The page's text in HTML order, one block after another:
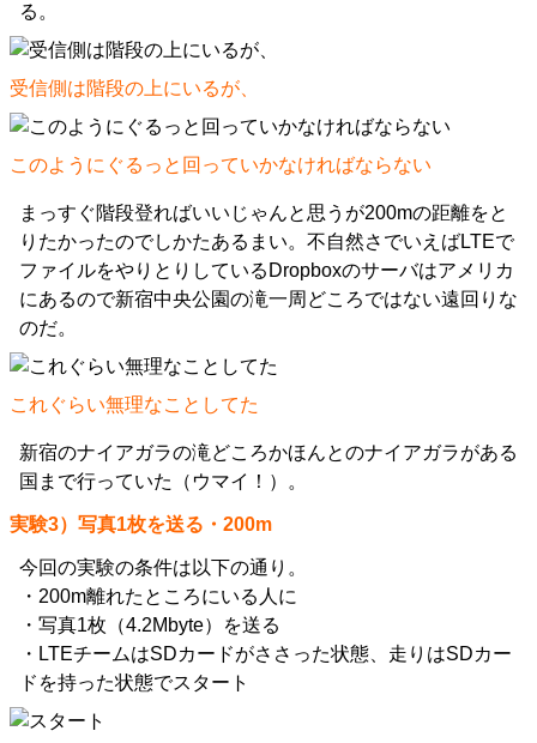
る。
受信側は階段の上にいるが、
このようにぐるっと回っていかなければならない
まっすぐ階段登ればいいじゃんと思うが200mの距離をと
りたかったのでしかたあるまい。不自然さでいえばLTEで
ファイルをやりとりしているDropboxのサーバはアメリカ
にあるので新宿中央公園の滝一周どころではない遠回りな
のだ。
これぐらい無理なことしてた
新宿のナイアガラの滝どころかほんとのナイアガラがある
国まで行っていた（ウマイ！）。
実験3）写真1枚を送る・200m
今回の実験の条件は以下の通り。
・200m離れたところにいる人に
・写真1枚（4.2Mbyte）を送る
・LTEチームはSDカードがささった状態、走りはSDカー
ドを持った状態でスタート